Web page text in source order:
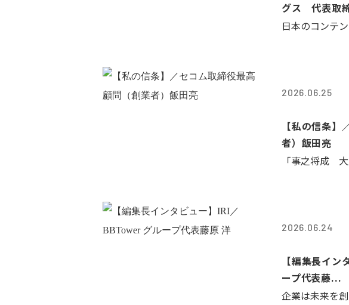
グス 代表取
日本のコンテ
2026.06.25
【私の信条
者）飯田亮
「事之将成 大
2026.06.24
【編集長イ
ープ代表藤...
企業は未来を